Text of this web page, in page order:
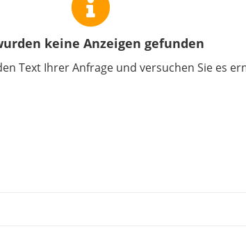
keine Anzeigen gefunden
Text Ihrer Anfrage und versuchen Sie es